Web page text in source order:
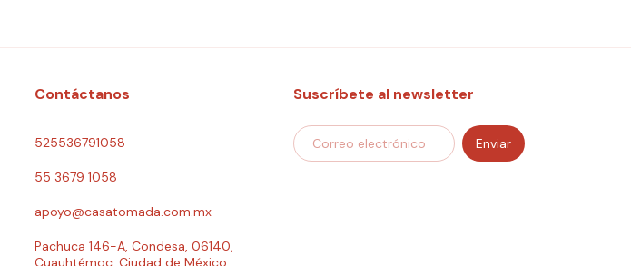
Contáctanos
525536791058
55 3679 1058
apoyo@casatomada.com.mx
Pachuca 146-A, Condesa, 06140,
Suscríbete al newsletter